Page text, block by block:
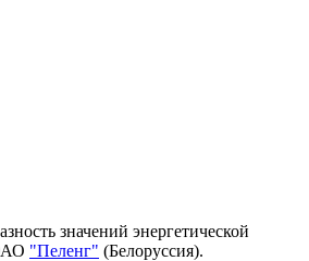
значений энергетической
"Пеленг" (Белоруссия).